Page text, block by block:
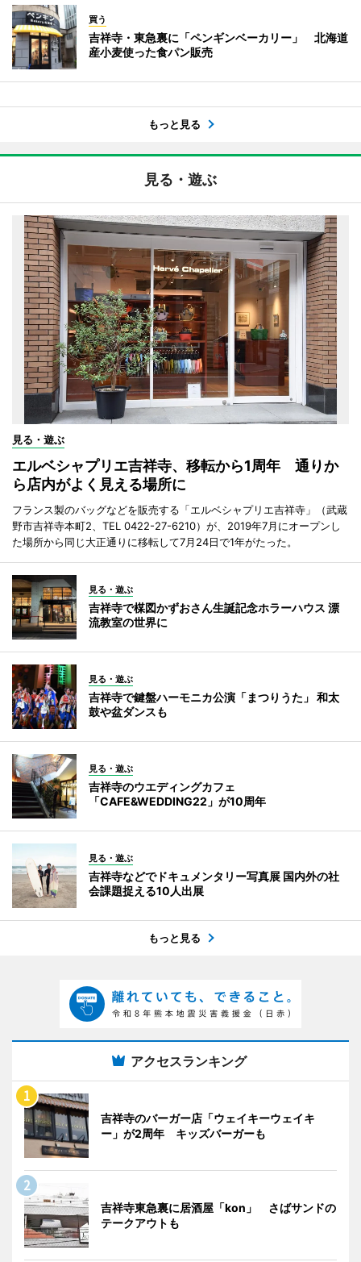
買う
吉祥寺・東急裏に「ペンギンベーカリー」 北海道
産小麦使った食パン販売
もっと見る
見る・遊ぶ
見る・遊ぶ
エルベシャプリエ吉祥寺、移転から1周年 通りか
ら店内がよく見える場所に
フランス製のバッグなどを販売する「エルベシャプリエ吉祥寺」（武蔵
野市吉祥寺本町2、TEL 0422-27-6210）が、2019年7月にオープンし
た場所から同じ大正通りに移転して7月24日で1年がたった。
見る・遊ぶ
吉祥寺で楳図かずおさん生誕記念ホラーハウス 漂
流教室の世界に
見る・遊ぶ
吉祥寺で鍵盤ハーモニカ公演「まつりうた」 和太
鼓や盆ダンスも
見る・遊ぶ
吉祥寺のウエディングカフェ
「CAFE&WEDDING22」が10周年
見る・遊ぶ
吉祥寺などでドキュメンタリー写真展 国内外の社
会課題捉える10人出展
もっと見る
アクセスランキング
吉祥寺のバーガー店「ウェイキーウェイキ
ー」が2周年 キッズバーガーも
吉祥寺東急裏に居酒屋「kon」 さばサンドの
テークアウトも